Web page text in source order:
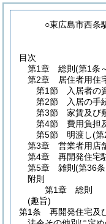
○東広島市西条
目次
第1章
総則 (第1条
第2章
居住者用住
第1節
入居者の
第2節
入居の手
第3節
家賃及び
第4節
費用負担
第5節
明渡し(第
第3章
営業者用店
第4章
再開発住宅
第5章
雑則 (第36
附則
第1章
総則
(趣旨)
第1条
再開発住宅及